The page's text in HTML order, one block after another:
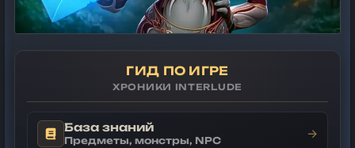
ГИД ПО ИГРЕ
ХРОНИКИ INTERLUDE
База знаний
Предметы, монстры, NPC →